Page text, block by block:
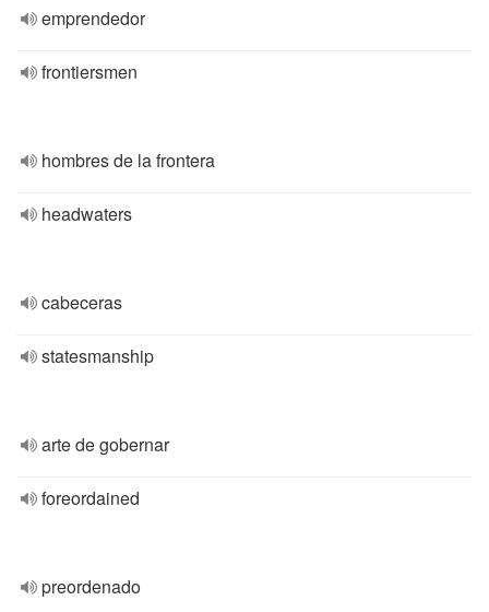
emprendedor
frontiersmen
hombres de la frontera
headwaters
cabeceras
statesmanship
arte de gobernar
foreordained
preordenado